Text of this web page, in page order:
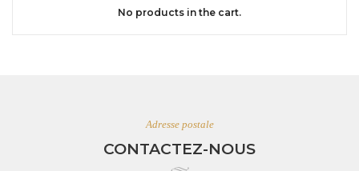
No products in the cart.
Adresse postale
CONTACTEZ-NOUS